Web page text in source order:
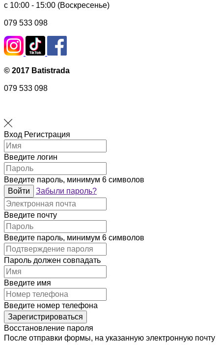
с 10:00 - 15:00 (Воскресенье)
079 533 098
© 2017 Batistrada
079 533 098
Вход Регистрация
Введите логин
Введите пароль, минимум 6 символов
Войти
Забыли пароль?
Введите почту
Введите пароль, минимум 6 символов
Пароль должен совпадать
Введите имя
Введите номер телефона
Зарегистрироваться
Восстановление пароля
После отправки формы, на указанную электронную почту